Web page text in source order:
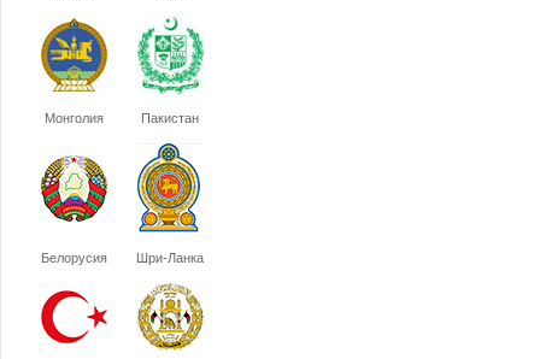
Монголия Пакистан
Белорусия Шри-Ланка